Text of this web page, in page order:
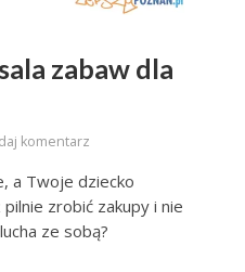
zabaw dla
komentarz
a Twoje dziecko
zrobić zakupy i nie
ze sobą?